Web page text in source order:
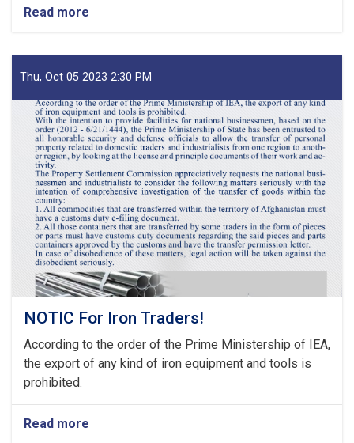
Read more
MoF
Decisions
of
Meeting
of
Tariff
Committee
of
Current
Fiscal
Year
Thu, Oct 05 2023 2:30 PM
NOTIC For Iron Traders!
According to the order of the Prime Ministership of IEA,
the export of any kind of iron equipment and tools is
prohibited.
Read more
NOTIC